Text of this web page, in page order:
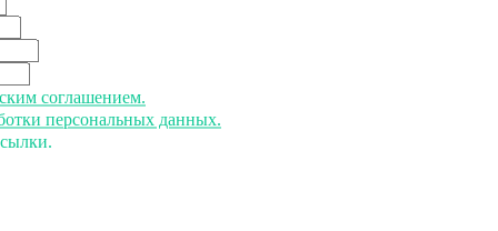
соглашением.
персональных данных.